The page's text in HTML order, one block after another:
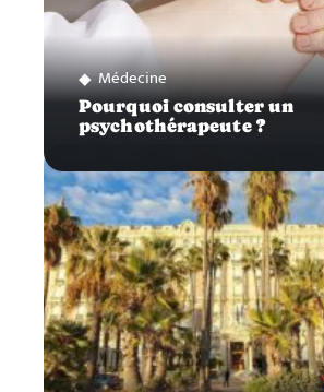
Médecine
Pourquoi consulter un
psychothérapeute ?